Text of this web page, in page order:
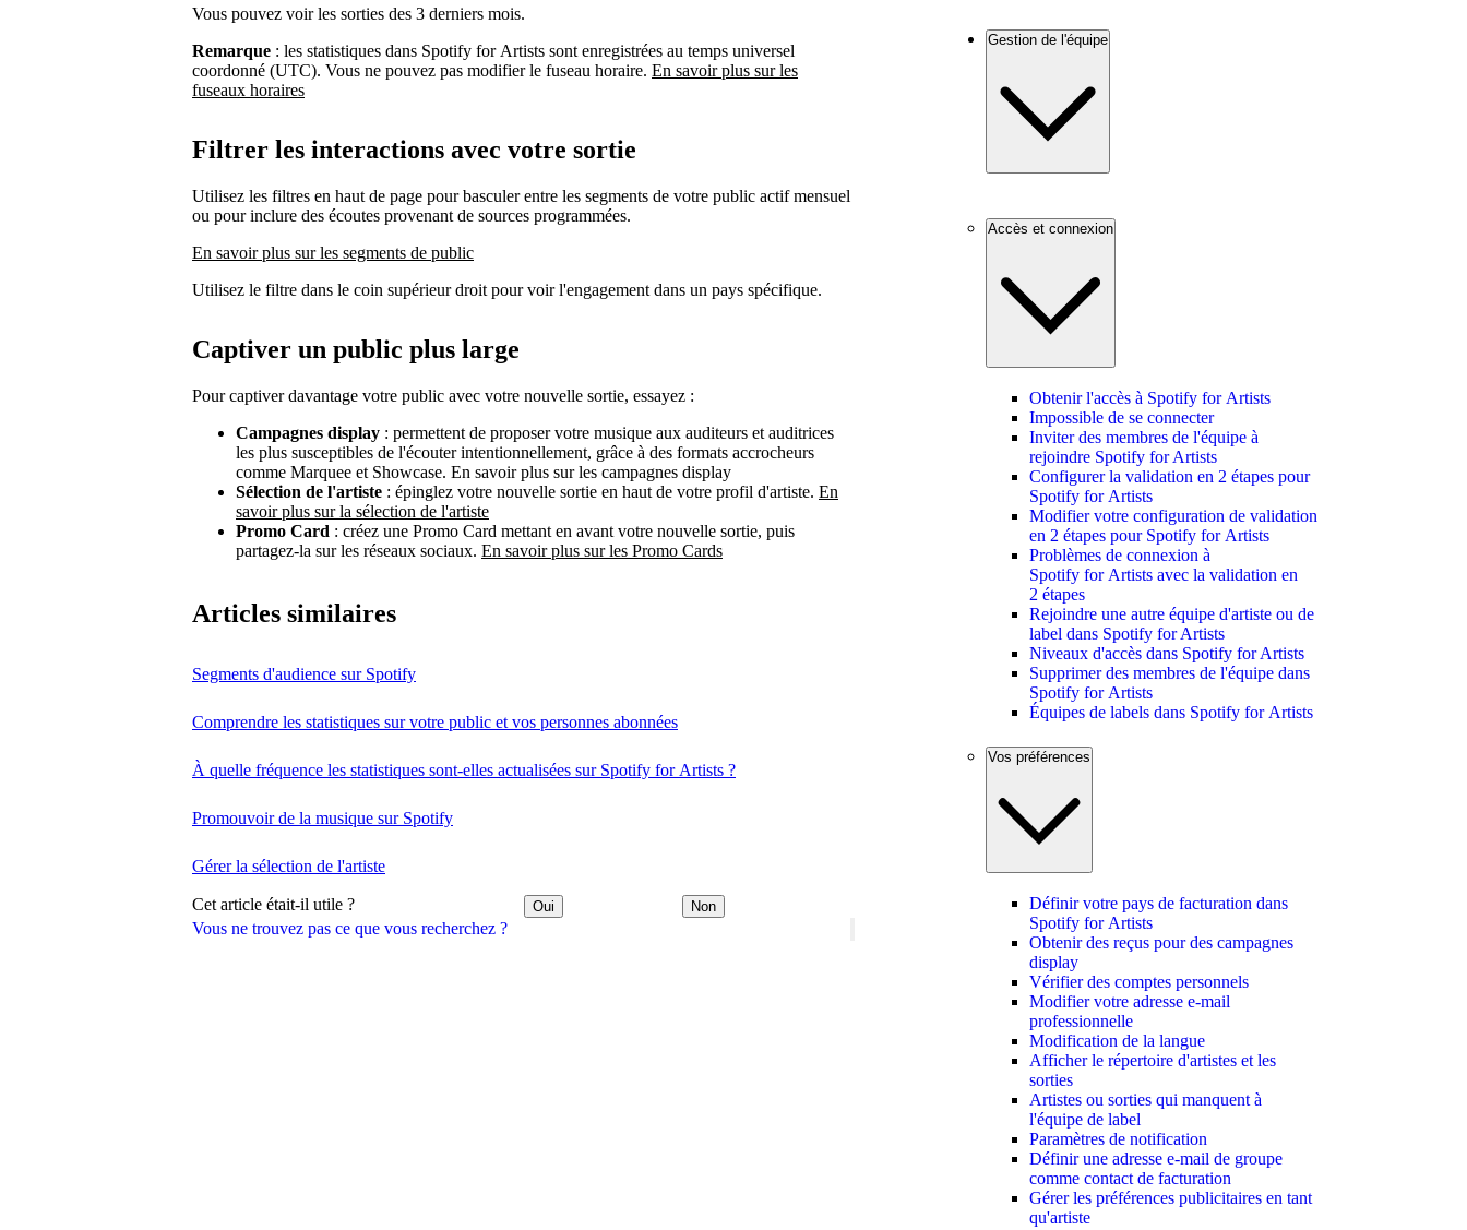
Vous ne trouvez pas ce que vous recherchez ?
Vous pouvez voir les sorties des 3 derniers mois.
Remarque : les statistiques dans Spotify for Artists sont enregistrées au temps universel
coordonné (UTC). Vous ne pouvez pas modifier le fuseau horaire. En savoir plus sur les
fuseaux horaires
Filtrer les interactions avec votre sortie
Utilisez les filtres en haut de page pour basculer entre les segments de votre public actif mensuel
ou pour inclure des écoutes provenant de sources programmées.
En savoir plus sur les segments de public
Utilisez le filtre dans le coin supérieur droit pour voir l'engagement dans un pays spécifique.
Captiver un public plus large
Pour captiver davantage votre public avec votre nouvelle sortie, essayez :
Campagnes display : permettent de proposer votre musique aux auditeurs et auditrices
les plus susceptibles de l'écouter intentionnellement, grâce à des formats accrocheurs
comme Marquee et Showcase. En savoir plus sur les campagnes display
Sélection de l'artiste : épinglez votre nouvelle sortie en haut de votre profil d'artiste. En
savoir plus sur la sélection de l'artiste
Promo Card : créez une Promo Card mettant en avant votre nouvelle sortie, puis
partagez-la sur les réseaux sociaux. En savoir plus sur les Promo Cards
Articles similaires
Segments d'audience sur Spotify
Comprendre les statistiques sur votre public et vos personnes abonnées
À quelle fréquence les statistiques sont-elles actualisées sur Spotify for Artists ?
Promouvoir de la musique sur Spotify
Gérer la sélection de l'artiste
Cet article était-il utile ? Oui Non
Gestion de l'équipe
Accès et connexion
Obtenir l'accès à Spotify for Artists
Impossible de se connecter
Inviter des membres de l'équipe à
rejoindre Spotify for Artists
Configurer la validation en 2 étapes pour
Spotify for Artists
Modifier votre configuration de validation
en 2 étapes pour Spotify for Artists
Problèmes de connexion à
Spotify for Artists avec la validation en
2 étapes
Rejoindre une autre équipe d'artiste ou de
label dans Spotify for Artists
Niveaux d'accès dans Spotify for Artists
Supprimer des membres de l'équipe dans
Spotify for Artists
Équipes de labels dans Spotify for Artists
Vos préférences
Définir votre pays de facturation dans
Spotify for Artists
Obtenir des reçus pour des campagnes
display
Vérifier des comptes personnels
Modifier votre adresse e-mail
professionnelle
Modification de la langue
Afficher le répertoire d'artistes et les
sorties
Artistes ou sorties qui manquent à
l'équipe de label
Paramètres de notification
Définir une adresse e-mail de groupe
comme contact de facturation
Gérer les préférences publicitaires en tant
qu'artiste